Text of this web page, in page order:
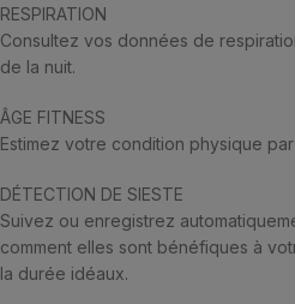
RESPIRATION
Consultez vos données de
de la nuit.
ÂGE FITNESS
Estimez votre condition physique
DÉTECTION DE SIESTE
Suivez ou enregistrez
comment elles sont bénéfiques à
la durée idéaux.